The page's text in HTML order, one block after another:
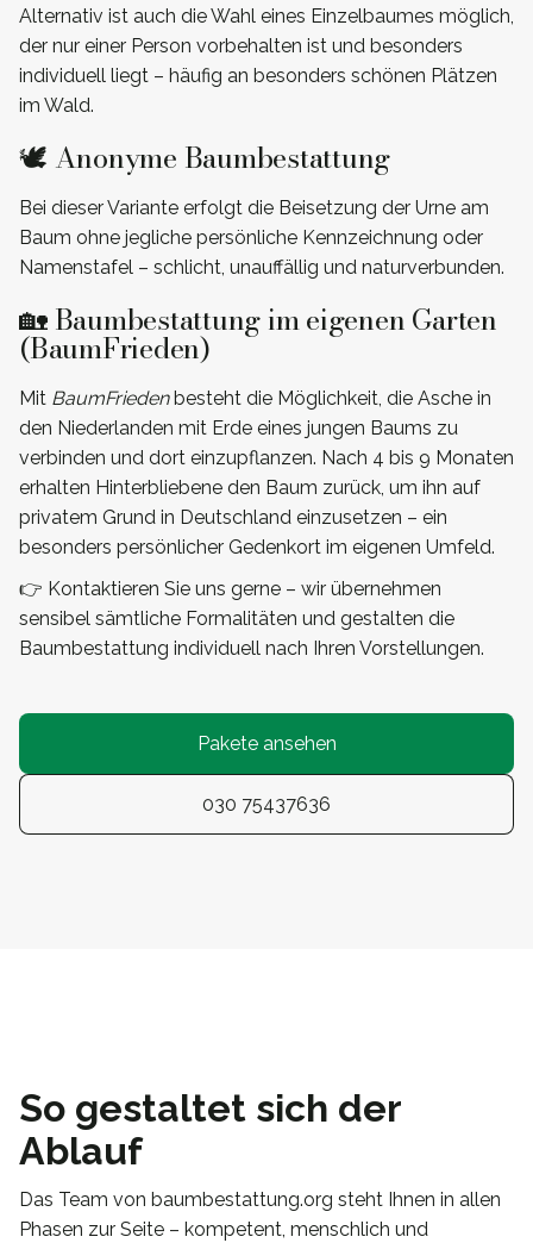
Alternativ ist auch die Wahl eines Einzelbaumes möglich,
der nur einer Person vorbehalten ist und besonders
individuell liegt – häufig an besonders schönen Plätzen
im Wald.
🕊️ Anonyme Baumbestattung
Bei dieser Variante erfolgt die Beisetzung der Urne am
Baum ohne jegliche persönliche Kennzeichnung oder
Namenstafel – schlicht, unauffällig und naturverbunden.
🏡 Baumbestattung im eigenen Garten
(BaumFrieden)
Mit BaumFriedenbesteht die Möglichkeit, die Asche in
den Niederlanden mit Erde eines jungen Baums zu
verbinden und dort einzupflanzen. Nach 4 bis 9 Monaten
erhalten Hinterbliebene den Baum zurück, um ihn auf
privatem Grund in Deutschland einzusetzen – ein
besonders persönlicher Gedenkort im eigenen Umfeld.
👉 Kontaktieren Sie uns gerne – wir übernehmen
sensibel sämtliche Formalitäten und gestalten die
Baumbestattung individuell nach Ihren Vorstellungen.
Pakete ansehen
030 75437636
So gestaltet sich der
Ablauf
Das Team von baumbestattung.org steht Ihnen in allen
Phasen zur Seite – kompetent, menschlich und